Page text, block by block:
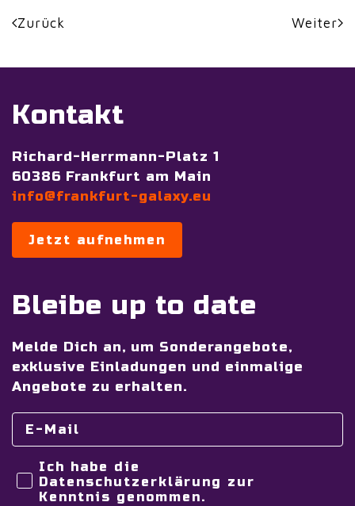
Zurück Weiter
Kontakt
Richard-Herrmann-Platz 1
60386 Frankfurt am Main
info@frankfurt-galaxy.eu
Jetzt aufnehmen
Bleibe up to date
Melde Dich an, um Sonderangebote,
exklusive Einladungen und einmalige
Angebote zu erhalten.
Ich habe die
Datenschutzerklärung zur
Kenntnis genommen.